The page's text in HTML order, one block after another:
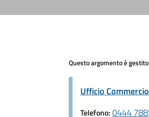
Questo argomento è
Ufficio
Telefono: 0444